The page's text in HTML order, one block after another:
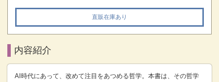
直販在庫あり
内容紹介
AI時代にあって、改めて注目をあつめる哲学。本書は、その哲学